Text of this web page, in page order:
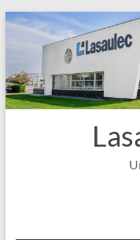
Ga
de
inhoud